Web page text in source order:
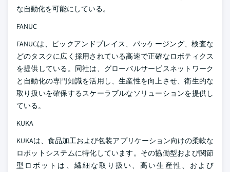
な自動化を可能にしている。
FANUC
FANUCは、ピックアンドプレイス、パッケージング、検査な
どのタスクに広く採用されている高速で正確なロボティクス
を提供している。同社は、グローバルサービスネットワーク
と自動化の専門知識を活用し、生産性を向上させ、衛生的な
取り扱いを確保するスケーラブルなソリューションを提供し
ている。
KUKA
KUKAは、食品加工および包装アプリケーション向けの柔軟な
ロボットシステムに特化しています。その協働型および関節
型ロボットは、繊細な取り扱い、高い生産性、および